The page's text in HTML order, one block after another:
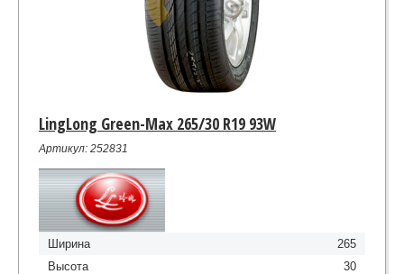
LingLong Green-Max 265/30 R19 93W
Артикул: 252831
Ширина
265
Высота
30